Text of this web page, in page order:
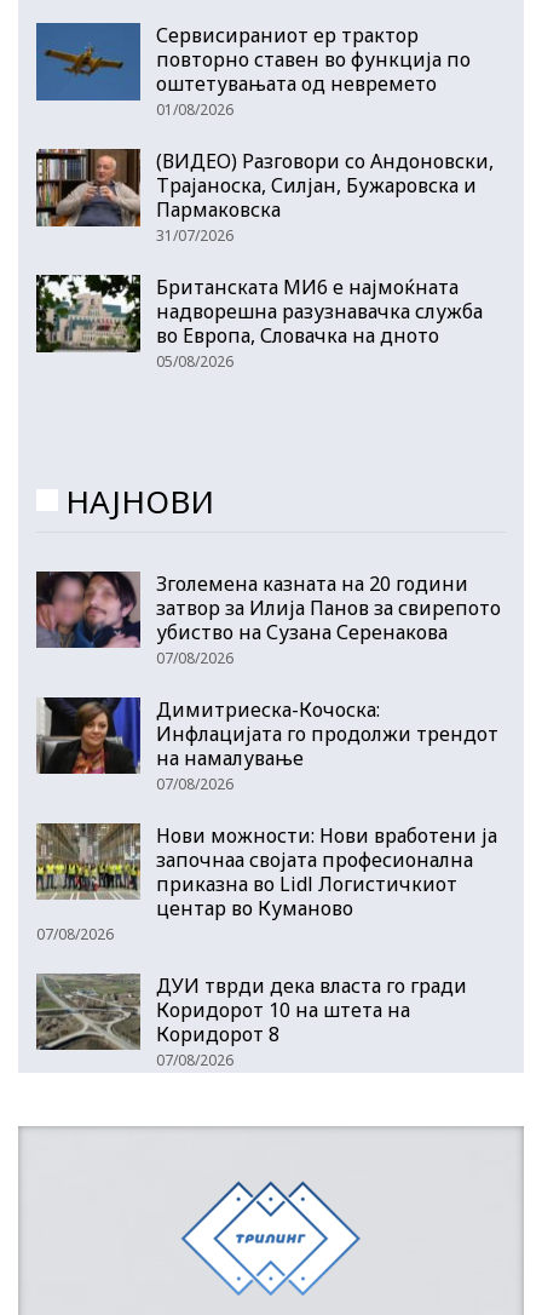
Сервисираниот ер трактор
повторно ставен во функција по
оштетувањата од невремето
01/08/2026
(ВИДЕО) Разговори со Андоновски,
Трајаноска, Силјан, Бужаровска и
Пармаковска
31/07/2026
Британската МИ6 е најмоќната
надворешна разузнавачка служба
во Европа, Словачка на дното
05/08/2026
НАЈНОВИ
Зголемена казната на 20 години
затвор за Илија Панов за свирепото
убиство на Сузана Серенакова
07/08/2026
Димитриеска-Кочоска:
Инфлацијата го продолжи трендот
на намалување
07/08/2026
Нови можности: Нови вработени ја
започнаа својата професионална
приказна во Lidl Логистичкиот
центар во Куманово
07/08/2026
ДУИ тврди дека власта го гради
Коридорот 10 на штета на
Коридорот 8
07/08/2026